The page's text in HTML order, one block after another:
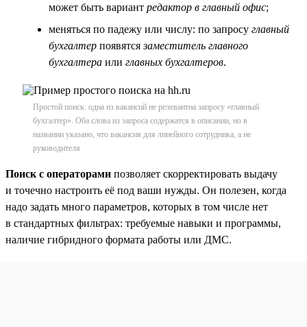
может быть вариант редактор в главный офис;
меняться по падежу или числу: по запросу главный
бухгалтер появятсязаместитель главного
бухгалтера или главных бухгалтеров.
Простой поиск: одна из вакансий не релевантна запросу «главный
бухгалтер». Оба слова из запроса содержатся в описании, но в
названии указано, что вакансия для линейного сотрудника, а не
руководителя
Поиск с операторами позволяет скорректировать выдачу
и точечно настроить её под ваши нужды. Он полезен, когда
надо задать много параметров, которых в том числе нет
в стандартных фильтрах: требуемые навыки и программы,
наличие гибридного формата работы или ДМС.